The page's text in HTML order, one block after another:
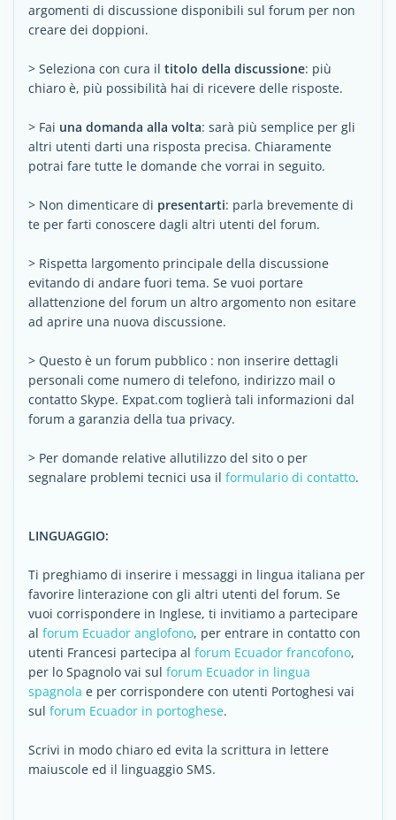
argomenti di discussione disponibili sul forum per non
creare dei doppioni.
> Seleziona con cura il titolo della discussione: più
chiaro è, più possibilità hai di ricevere delle risposte.
> Fai una domanda alla volta: sarà più semplice per gli
altri utenti darti una risposta precisa. Chiaramente
potrai fare tutte le domande che vorrai in seguito.
> Non dimenticare di presentarti: parla brevemente di
te per farti conoscere dagli altri utenti del forum.
> Rispetta largomento principale della discussione
evitando di andare fuori tema. Se vuoi portare
allattenzione del forum un altro argomento non esitare
ad aprire una nuova discussione.
> Questo è un forum pubblico : non inserire dettagli
personali come numero di telefono, indirizzo mail o
contatto Skype. Expat.com toglierà tali informazioni dal
forum a garanzia della tua privacy.
> Per domande relative allutilizzo del sito o per
segnalare problemi tecnici usa il formulario di contatto.
LINGUAGGIO:
Ti preghiamo di inserire i messaggi in lingua italiana per
favorire linterazione con gli altri utenti del forum. Se
vuoi corrispondere in Inglese, ti invitiamo a partecipare
al forum Ecuador anglofono, per entrare in contatto con
utenti Francesi partecipa al forum Ecuador francofono,
per lo Spagnolo vai sul forum Ecuador in lingua
spagnola e per corrispondere con utenti Portoghesi vai
sul forum Ecuador in portoghese.
Scrivi in modo chiaro ed evita la scrittura in lettere
maiuscole ed il linguaggio SMS.